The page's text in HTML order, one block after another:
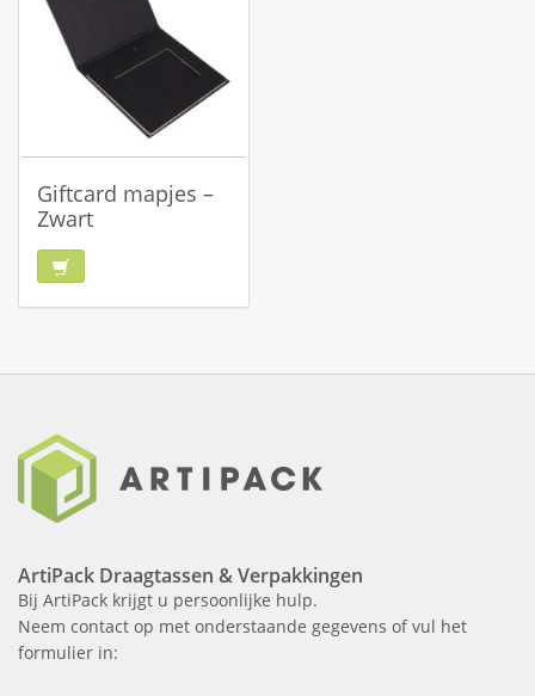
Giftcard mapjes –
Zwart
ArtiPack Draagtassen & Verpakkingen
Bij ArtiPack krijgt u persoonlijke hulp.
Neem contact op met onderstaande gegevens of vul het
formulier in: